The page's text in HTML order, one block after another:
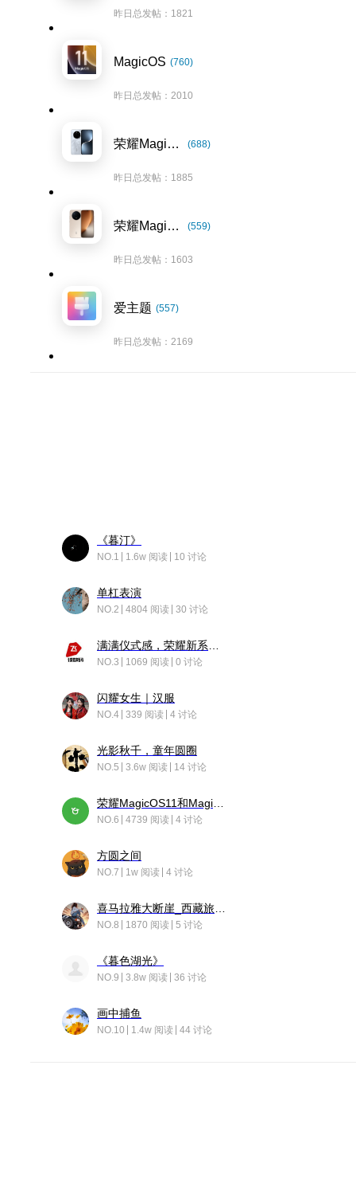
昨日总发帖：1821
MagicOS (760)
昨日总发帖：2010
荣耀Magic7系列 (688)
昨日总发帖：1885
荣耀Magic8系列 (559)
昨日总发帖：1603
爱主题 (557)
昨日总发帖：2169
《暮汀》
NO.1 1.6w 阅读 10 讨论
单杠表演
NO.2 4804 阅读 30 讨论
NO.3 1069 阅读 0 讨论
闪耀女生｜汉服
NO.4 339 阅读 4 讨论
光影秋千，童年圆圈
NO.5 3.6w 阅读 14 讨论
NO.6 4739 阅读 4 讨论
方圆之间
NO.7 1w 阅读 4 讨论
NO.8 1870 阅读 5 讨论
《暮色湖光》
NO.9 3.8w 阅读 36 讨论
画中捕鱼
NO.10 1.4w 阅读 44 讨论